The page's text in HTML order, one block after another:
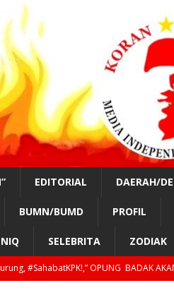
EDITORIAL DAERAH/
BUMN/BUMD PROFIL
SELEBRITA ZODIAK
#SahabatKPK!,” OPUNG BADAK